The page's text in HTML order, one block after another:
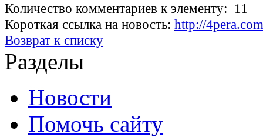
Количество комментариев к элементу: 11
Короткая ссылка на новость: http://
Возврат к списку
Разделы
Новости
Помочь сайту